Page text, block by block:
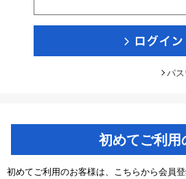
パ
初めてご利用
初めてご利用のお客様は、こちらから会員登